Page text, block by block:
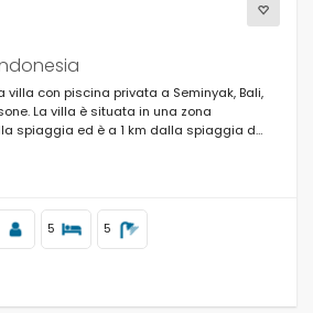
villa con piscina privata a Seminyak, Bali,
La villa è situata in una zona
spiaggia ed è a 1 km dalla spiaggia di
5 5